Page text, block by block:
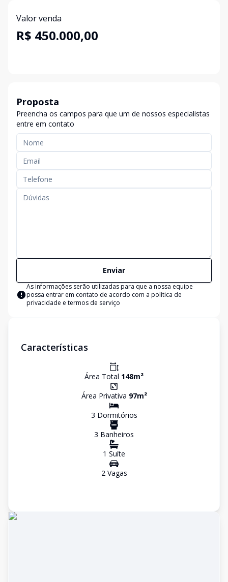
Valor venda
R$ 450.000,00
Proposta
Preencha os campos para que um de nossos especialistas
entre em contato
Enviar
As informações serão utilizadas para que a nossa equipe
possa entrar em contato de acordo com a política de
privacidade e termos de serviço
Características
Área Total 148m²
Área Privativa 97m²
3 Dormitórios
3 Banheiros
1 Suíte
2Vagas